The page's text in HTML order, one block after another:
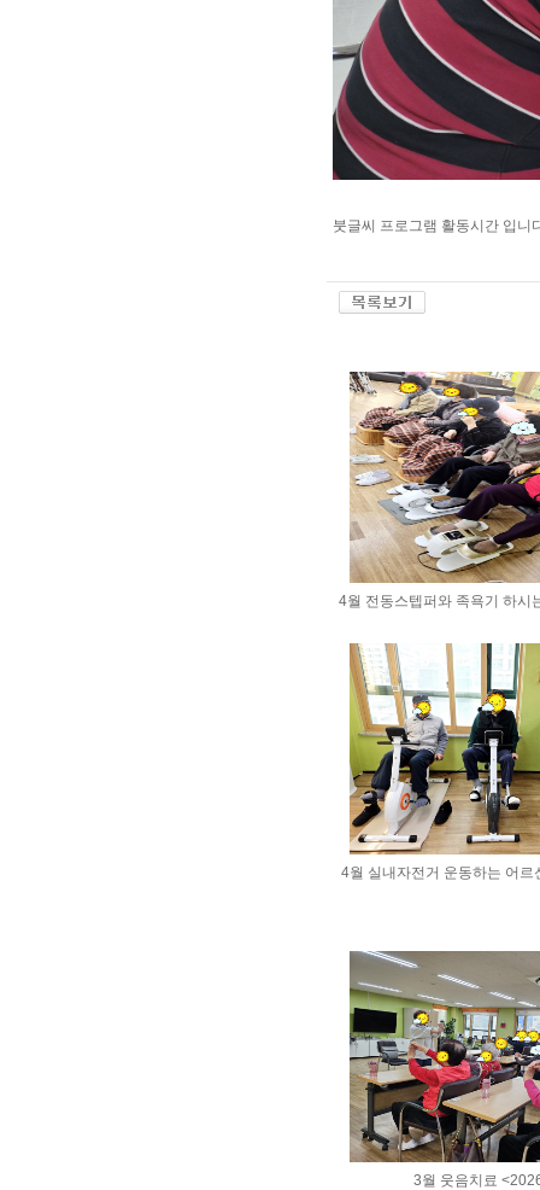
붓글씨 프로그램 활동시간 입니
4월 전동스텝퍼와 족욕기 하시
4월 실내자전거 운동하는 어
3월 웃음치료